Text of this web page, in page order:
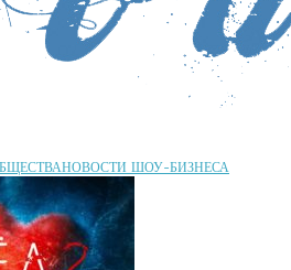
НОВОСТИ ШОУ-БИЗНЕСА